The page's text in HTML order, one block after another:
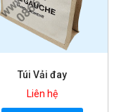
Túi Vải đay
Liên hệ